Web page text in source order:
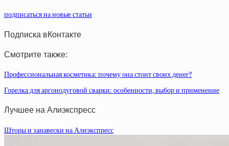
подписаться на новые статьи
Подписка вКонтакте
Смотрите также:
Профессиональная косметика: почему она стоит своих денег?
Горелка для аргонодуговой сварки: особенности, выбор и применение
Лучшее на Алиэкспресс
Шторы и занавески на Алиэкспресс